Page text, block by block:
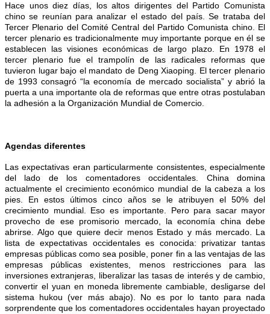
Hace unos diez días, los altos dirigentes del Partido Comunista
chino se reunían para analizar el estado del país. Se trataba del
Tercer Plenario del Comité Central del Partido Comunista chino. El
tercer plenario es tradicionalmente muy importante porque en él se
establecen las visiones económicas de largo plazo. En 1978 el
tercer plenario fue el trampolín de las radicales reformas que
tuvieron lugar bajo el mandato de Deng Xiaoping. El tercer plenario
de 1993 consagró “la economía de mercado socialista” y abrió la
puerta a una importante ola de reformas que entre otras postulaban
la adhesión a la Organización Mundial de Comercio.
Agendas diferentes
Las expectativas eran particularmente consistentes, especialmente
del lado de los comentadores occidentales. China domina
actualmente el crecimiento económico mundial de la cabeza a los
pies. En estos últimos cinco años se le atribuyen el 50% del
crecimiento mundial. Eso es importante. Pero para sacar mayor
provecho de ese promisorio mercado, la economía china debe
abrirse. Algo que quiere decir menos Estado y más mercado. La
lista de expectativas occidentales es conocida: privatizar tantas
empresas públicas como sea posible, poner fin a las ventajas de las
empresas públicas existentes, menos restricciones para las
inversiones extranjeras, liberalizar las tasas de interés y de cambio,
convertir el yuan en moneda libremente cambiable, desligarse del
sistema hukou (ver más abajo). No es por lo tanto para nada
sorprendente que los comentadores occidentales hayan proyectado